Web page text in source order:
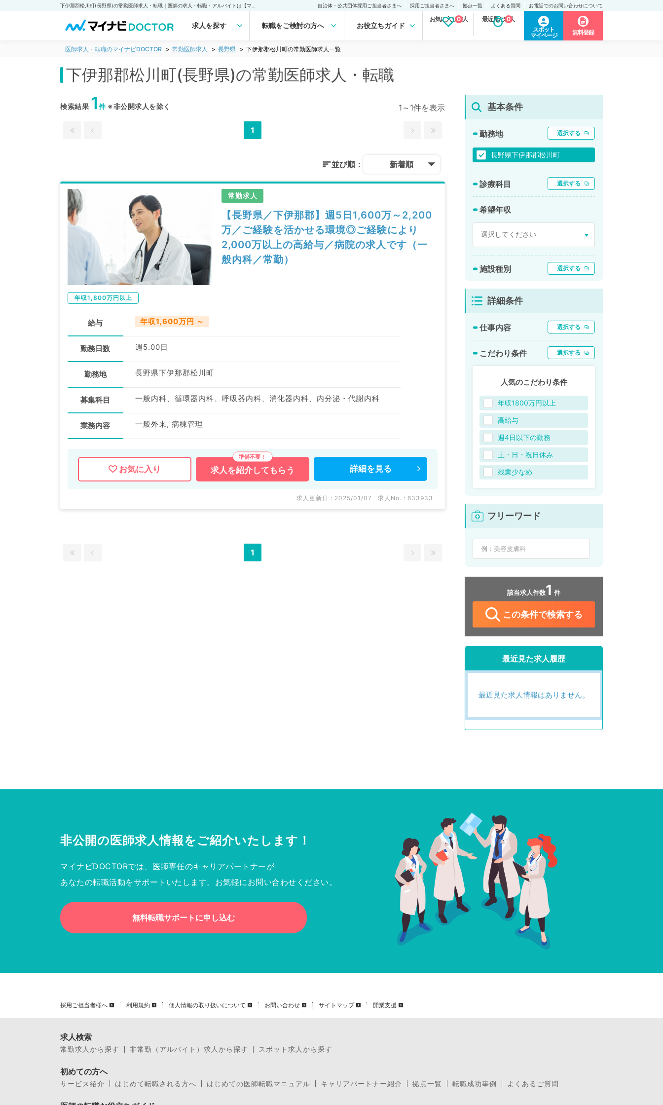
自治体・公共団体採用ご担当者さまへ 採用ご担当者さまへ 拠点一覧 よくある質問 お電話でのお問い合わせについて
求人を探す 転職をご検討の方へ お役立ちガイド
お気に入り求人
0 最近見た求人
0
スポット
マイページ
無料登録
医師求人・転職のマイナビDOCTOR 常勤医師求人 長野県 下伊那郡松川町の常勤医師求人一覧
下伊那郡松川町(長野県)の常勤医師求人・転職
検索結果 1件※非公開求人を除く 1～1件を表示
1
並び順： 新着順
常勤求人
【長野県／下伊那郡】週5日1,600万～2,200
万／ご経験を活かせる環境◎ご経験により
2,000万以上の高給与／病院の求人です（一
般内科／常勤）
年収1,800万円以上
給与 年収1,600万円 ～
勤務日数 週5.00日
勤務地 長野県下伊那郡松川町
募集科目 一般内科、循環器内科、呼吸器内科、消化器内科、内分泌・代謝内科
業務内容 一般外来, 病棟管理
お気に入り 求人を紹介してもらう 詳細を 見る
求人更新日 : 2025/01/07 求人No. : 633933
1
基本条件
勤務地 選択する
長野県下伊那郡松川町
診療科目 選択する
希望年収
施設種別 選択する
詳細条件
仕事内容 選択する
こだわり条件 選択する
人気のこだわり条件
年収1800万円以上
高給与
週4日以下の勤務
土・日・祝日休み
残業少なめ
フリーワード
該当求人件数1 件
この条件で検索する
最近見た求人履歴
最近見た求人情報はありません。
非公開の医師求人情報をご紹介いたします！
マイナビDOCTORでは、医師専任のキャリアパートナーが
あなたの転職活動をサポートいたします。お気軽にお問い合わせください。
無料転職サポートに申し込む
採用ご担当者様へ 利用規約 個人情報の取り扱いについて お問い合わせ サイトマップ 開業支援
求人検索
常勤求人から探す 非常勤（アルバイト）求人から探す スポット求人から探す
初めての方へ
サービス紹介 はじめて転職される方へ はじめての医師転職マニュアル キャリアパートナー紹介 拠点一覧 転職成功事例 よくあるご質問